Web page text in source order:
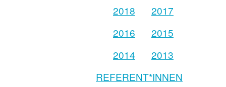
2018
2017
2016
2015
2014
2013
REFERENT*INNEN